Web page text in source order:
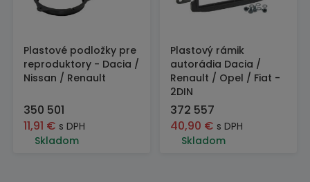
Plastové podložky pre
reproduktory - Dacia /
Nissan / Renault
350 501
11,91 € s DPH
Skladom
Plastový rámik
autorádia Dacia /
Renault / Opel / Fiat -
2DIN
372 557
40,90 € s DPH
Skladom